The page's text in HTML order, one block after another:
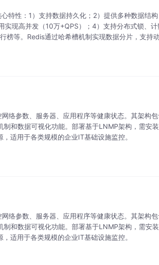
性：1）支持数据持久化；2）提供多种数据结构
现高并发（10万+QPS）；4）支持分布式锁、计
榜等。Redis通过哈希槽机制实现数据分片，支持
络参数、服务器、应用程序等健康状态。其架构
和数据可视化功能。部署基于LNMP架构，需安
适用于各类规模的企业IT基础设施监控。
络参数、服务器、应用程序等健康状态。其架构
和数据可视化功能。部署基于LNMP架构，需安
适用于各类规模的企业IT基础设施监控。